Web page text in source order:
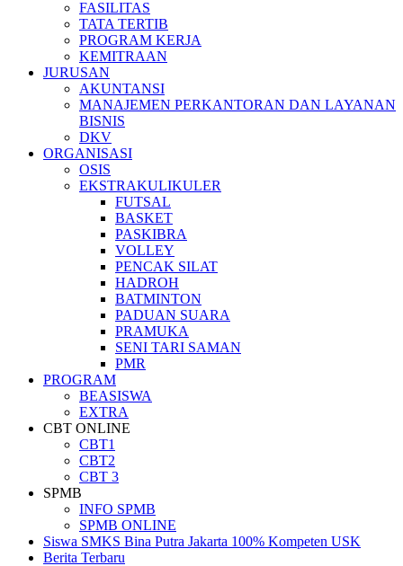
FASILITAS
TATA TERTIB
PROGRAM KERJA
KEMITRAAN
JURUSAN
AKUNTANSI
MANAJEMEN PERKANTORAN DAN LAYANAN
BISNIS
DKV
ORGANISASI
OSIS
EKSTRAKULIKULER
FUTSAL
BASKET
PASKIBRA
VOLLEY
PENCAK SILAT
HADROH
BATMINTON
PADUAN SUARA
PRAMUKA
SENI TARI SAMAN
PMR
PROGRAM
BEASISWA
EXTRA
CBT ONLINE
CBT1
CBT2
CBT 3
SPMB
INFO SPMB
SPMB ONLINE
Siswa SMKS Bina Putra Jakarta 100% Kompeten USK
Berita Terbaru